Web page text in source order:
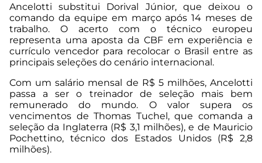
Ancelotti substitui Dorival Júnior, que deixou o
comando da equipe em março após 14 meses de
trabalho. O acerto com o técnico europeu
representa uma aposta da CBF em experiência e
currículo vencedor para recolocar o Brasil entre as
principais seleções do cenário internacional.
Com um salário mensal de R$ 5 milhões, Ancelotti
passa a ser o treinador de seleção mais bem
remunerado do mundo. O valor supera os
vencimentos de Thomas Tuchel, que comanda a
seleção da Inglaterra (R$ 3,1 milhões), e de Mauricio
Pochettino, técnico dos Estados Unidos (R$ 2,8
milhões).